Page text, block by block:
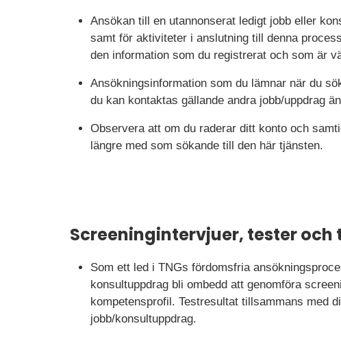
Ansökan till en utannonserat ledigt jobb eller
samt för aktiviteter i anslutning till denna
den information som du registrerat och som är
Ansökningsinformation som du lämnar när du
du kan kontaktas gällande andra jobb/uppdrag
Observera att om du raderar ditt konto och
längre med som sökande till den här tjänsten.
Screeningintervjuer, tester
Som ett led i TNGs fördomsfria
konsultuppdrag bli ombedd att genomföra
kompetensprofil. Testresultat tillsammans med
jobb/konsultuppdrag.